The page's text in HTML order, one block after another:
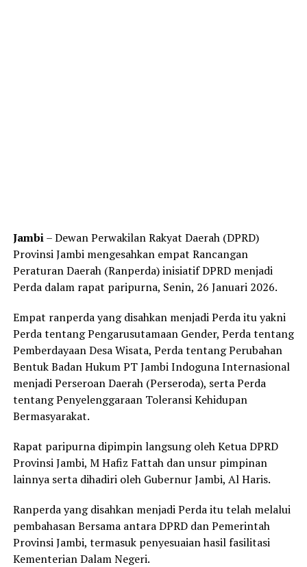
Jambi– Dewan Perwakilan Rakyat Daerah (DPRD)
Provinsi Jambi mengesahkan empat Rancangan
Peraturan Daerah (Ranperda) inisiatif DPRD menjadi
Perda dalam rapat paripurna, Senin, 26 Januari 2026.
Empat ranperda yang disahkan menjadi Perda itu yakni
Perda tentang Pengarusutamaan Gender, Perda tentang
Pemberdayaan Desa Wisata, Perda tentang Perubahan
Bentuk Badan Hukum PT Jambi Indoguna Internasional
menjadi Perseroan Daerah (Perseroda), serta Perda
tentang Penyelenggaraan Toleransi Kehidupan
Bermasyarakat.
Rapat paripurna dipimpin langsung oleh Ketua DPRD
Provinsi Jambi, M Hafiz Fattah dan unsur pimpinan
lainnya serta dihadiri oleh Gubernur Jambi, Al Haris.
Ranperda yang disahkan menjadi Perda itu telah melalui
pembahasan Bersama antara DPRD dan Pemerintah
Provinsi Jambi, termasuk penyesuaian hasil fasilitasi
Kementerian Dalam Negeri.